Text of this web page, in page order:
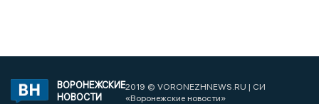
ВОРОНЕЖСКИЕ
НОВОСТИ
2019 © VORONEZHNEWS.RU | СИ
«Воронежские новости»